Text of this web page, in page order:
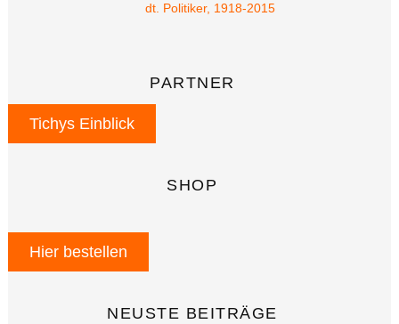
dt. Politiker, 1918-2015
PARTNER
Tichys Einblick
SHOP
Hier bestellen
NEUSTE BEITRÄGE